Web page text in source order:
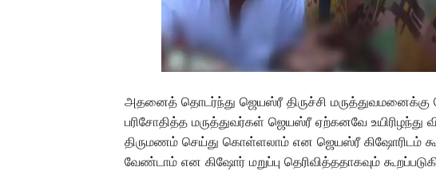
அதனைத் தொடர்ந்து ஜெயஸ்ரீ திருச்சி
பரிசோதித்த மருத்துவர்கள் ஜெயஸ்ரீ ஏற்கனவே உயிரிழந்து
திருமணம் செய்து கொள்ளலாம் என ஜெயஸ்ரீ கிஷோரிடம்
வேண்டாம் என கிஷோர் மறுப்பு தெரிவித்ததாகவும்